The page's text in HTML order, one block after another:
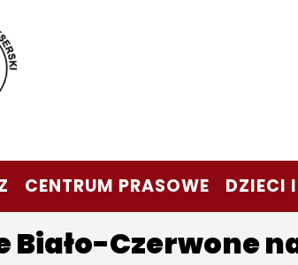
CENTRUM PRASOWE DZIECI
Biało-Czerwone